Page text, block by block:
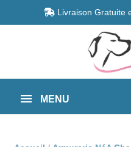
Livraison Gratuite
MENU